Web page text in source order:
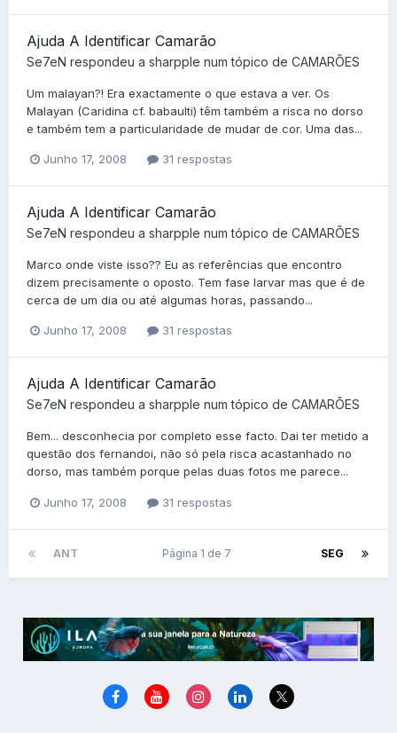
Ajuda A Identificar Camarão
Se7eN respondeu a sharpple num tópico de CAMARÕES
Um malayan?! Era exactamente o que estava a ver. Os
Malayan (Caridina cf. babaulti) têm também a risca no dorso
e também tem a particularidade de mudar de cor. Uma das...
Junho 17, 2008 31 respostas
Ajuda A Identificar Camarão
Se7eN respondeu a sharpple num tópico de CAMARÕES
Marco onde viste isso?? Eu as referências que encontro
dizem precisamente o oposto. Tem fase larvar mas que é de
cerca de um dia ou até algumas horas, passando...
Junho 17, 2008 31 respostas
Ajuda A Identificar Camarão
Se7eN respondeu a sharpple num tópico de CAMARÕES
Bem... desconhecia por completo esse facto. Dai ter metido a
questão dos fernandoi, não só pela risca acastanhado no
dorso, mas também porque pelas duas fotos me parece...
Junho 17, 2008 31 respostas
ANT SEG
Página 1 de 7